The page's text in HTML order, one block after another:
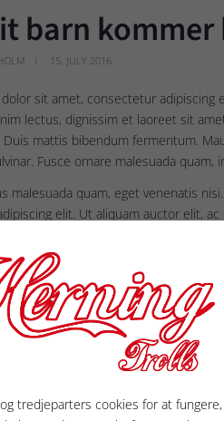
barn
15. JULY 2016
sit amet, consectetur
lectus, dignissim et laoreet sit
mattis bibendum fermentum.
Fusce ornare malesuada
malesuada quam, eget venenatis
elit. Ut aliquam auctor elit,
suscipit. Nulla id lobortis velit.
nec dignissim posuere.
tredjeparters cookies for at